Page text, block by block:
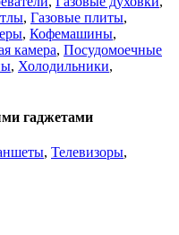
, Газовые плиты,
, Кофемашины,
камера, Посудомоечные
, Холодильники,
гаджетами
, Телевизоры,